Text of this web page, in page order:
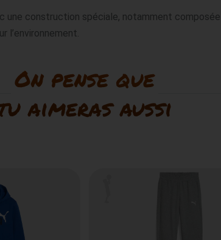
une construction spéciale, notamment
l’environnement.
On pense que
aimeras aussi